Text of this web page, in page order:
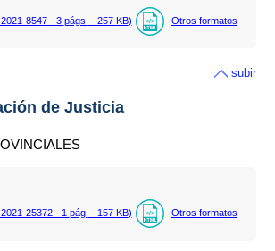
8547 - 3 págs. - 257 KB) Otros formatos
subir
de Justicia
25372 - 1 pág. - 157 KB) Otros formatos